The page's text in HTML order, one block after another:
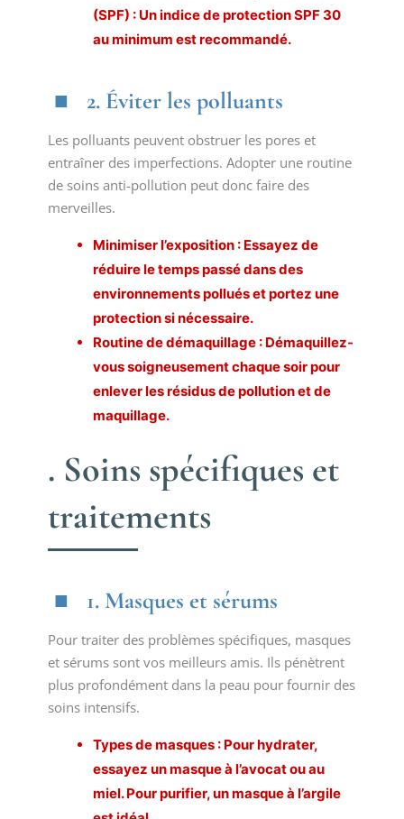
(SPF) : Unindice de protection SPF30
au minimum est recommandé.
2. Éviter les polluants
Les polluants peuvent obstruer les pores et
entraîner des imperfections. Adopter une routine
de soins anti-pollution peut donc faire des
merveilles.
Minimiser l’exposition : Essayez de
réduire le temps passé dans des
environnements pollués et portez une
protection si nécessaire.
Routine de démaquillage : Démaquillez-
vous soigneusement chaque soir pour
enlever les résidus de pollution et de
maquillage.
. Soins spécifiques et
traitements
1. Masques et sérums
Pour traiter des problèmes spécifiques, masques
et sérums sont vos meilleurs amis. Ils pénètrent
plus profondément dans la peau pour fournir des
soins intensifs.
Types de masques : Pour hydrater,
essayez un masque à l’avocat ou au
miel. Pour purifier, un masque à l’argile